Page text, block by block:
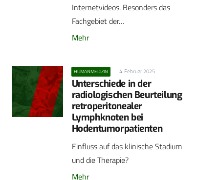
Internetvideos. Besonders das
Fachgebiet der…
Mehr
HUMANMEDIZIN 4. Februar 2025
Unterschiede in der
radiologischen Beurteilung
retroperitonealer
Lymphknoten bei
Hodentumorpatienten
Einfluss auf das klinische Stadium
und die Therapie?
Mehr